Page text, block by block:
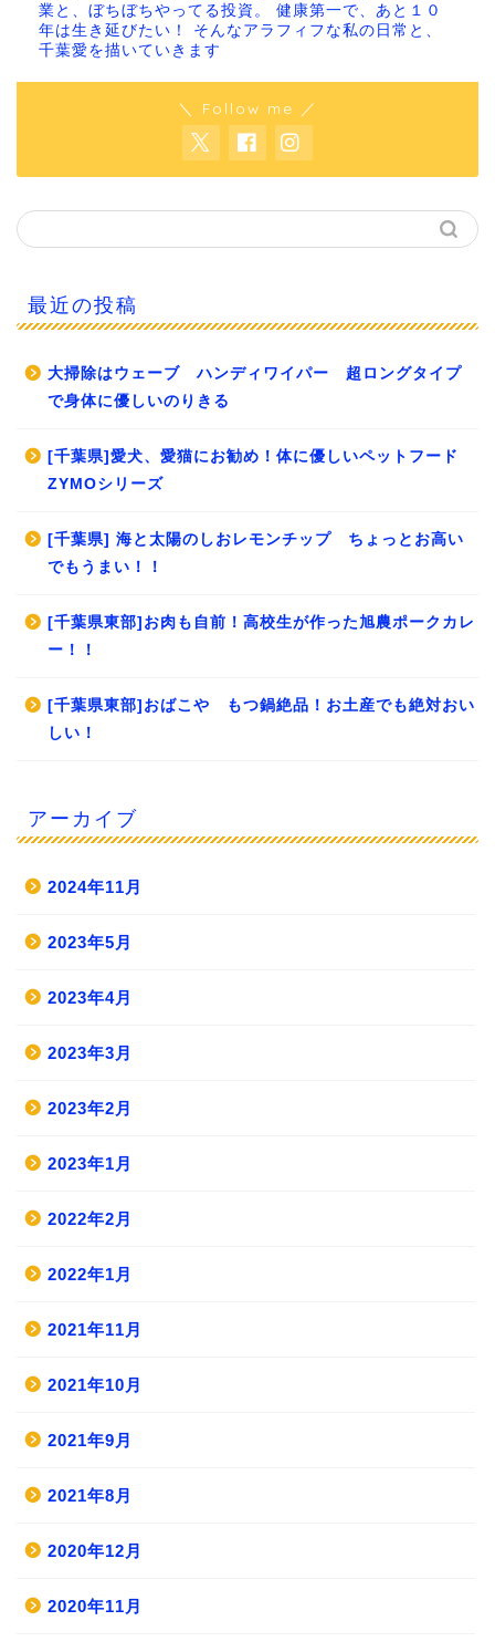
業と、ぼちぼちやってる投資。 健康第一で、あと１０
年は生き延びたい！ そんなアラフィフな私の日常と、
千葉愛を描いていきます
＼ Follow me ／
最近の投稿
大掃除はウェーブ ハンディワイパー 超ロングタイプ
で身体に優しいのりきる
[千葉県]愛犬、愛猫にお勧め！体に優しいペットフード
ZYMOシリーズ
[千葉県] 海と太陽のしおレモンチップ ちょっとお高い
でもうまい！！
[千葉県東部]お肉も自前！高校生が作った旭農ポークカレ
ー！！
[千葉県東部]おばこや もつ鍋絶品！お土産でも絶対おい
しい！
アーカイブ
2024年11月
2023年5月
2023年4月
2023年3月
2023年2月
2023年1月
2022年2月
2022年1月
2021年11月
2021年10月
2021年9月
2021年8月
2020年12月
2020年11月